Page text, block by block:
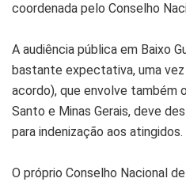
coordenada pelo Conselho
A audiência pública em Baixo
bastante expectativa, uma
acordo), que envolve também
Santo e Minas Gerais, deve
para indenização aos atingidos.
O próprio Conselho Nacional